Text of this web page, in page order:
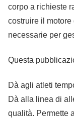
corpo a richieste
costruire il
necessarie per
Questa
Dà agli atleti
Dà alla linea di
qualità. Permette